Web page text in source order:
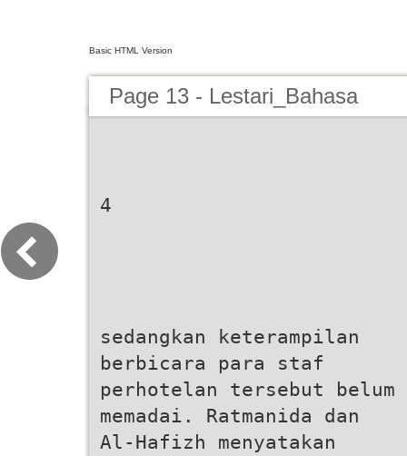
Basic HTML Version
Page 13 - Lestari_Bahasa
4
sedangkan keterampilan
berbicara para staf
perhotelan tersebut belum
memadai. Ratmanida dan
Al-Hafizh menyatakan